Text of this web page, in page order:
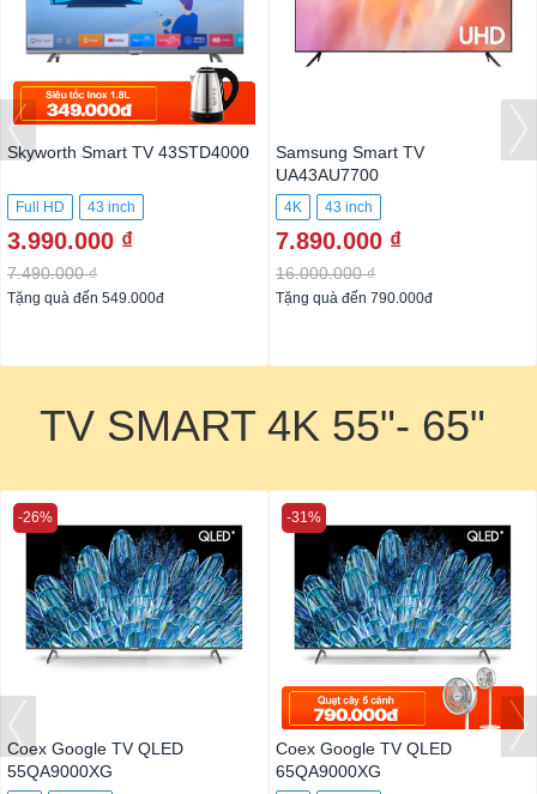
Skyworth Smart TV 43STD4000
Full HD 43 inch
3.990.000 ₫
7.490.000 ₫
Tặng quà đến 549.000đ
Samsung Smart TV
UA43AU7700
4K 43 inch
7.890.000 ₫
16.000.000 ₫
Tặng quà đến 790.000đ
TV SMART 4K 55"- 65"
Coex Google TV QLED
55QA9000XG
-26%
Coex Google TV QLED
65QA9000XG
-31%